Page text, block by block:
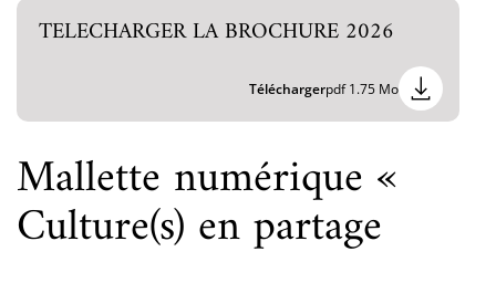
TELECHARGER LA BROCHURE 2026
Téléchargerpdf 1.75 Mo
Mallette numérique «
Culture(s) en partage